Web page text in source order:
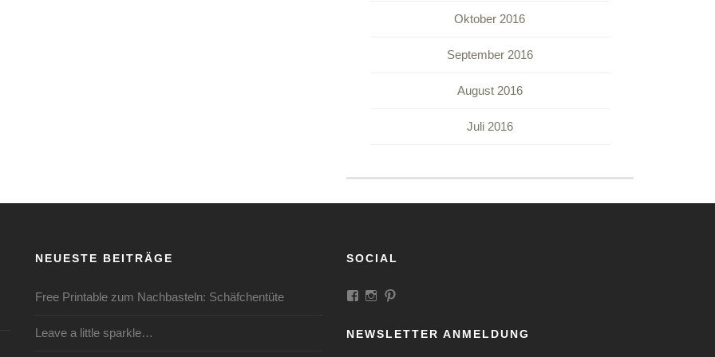
Oktober 2016
September 2016
August 2016
Juli 2016
NEUESTE BEITRÄGE
Free Printable zum Nachbasteln: Schäfchentüte
Leave a little sparkle…
SOCIAL
Profil
auf
Profil
auf
Profil
auf
NEWSLETTER ANMELDUNG